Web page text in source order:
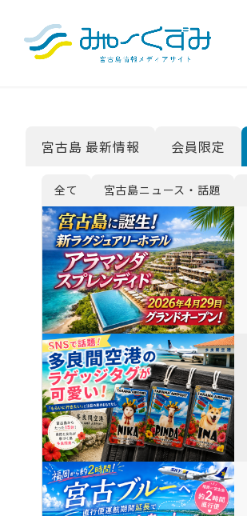
宮古島 最新情報 会員限定
全て 宮古島ニュース・話題